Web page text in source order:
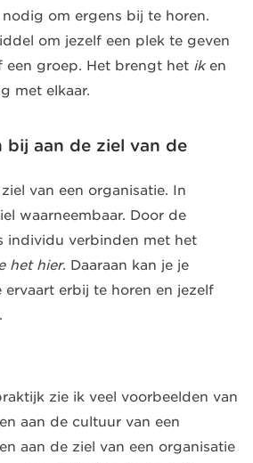
om ergens bij te horen.
om jezelf een plek te geven
een groep. Het brengt het iken
met elkaar.
bij aan de ziel van de
van een organisatie. In
waarneembaar. Door de
individu verbinden met het
het hier. Daaraan kan je je
erbij te horen en jezelf
zie ik veel voorbeelden van
aan de cultuur van een
aan de ziel van een organisatie